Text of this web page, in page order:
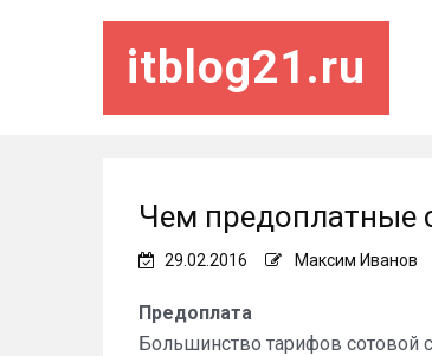
itblog21.ru
Чем предоплатные
29.02.2016 Максим Иванов
Предоплата
Большинство тарифов сотовой